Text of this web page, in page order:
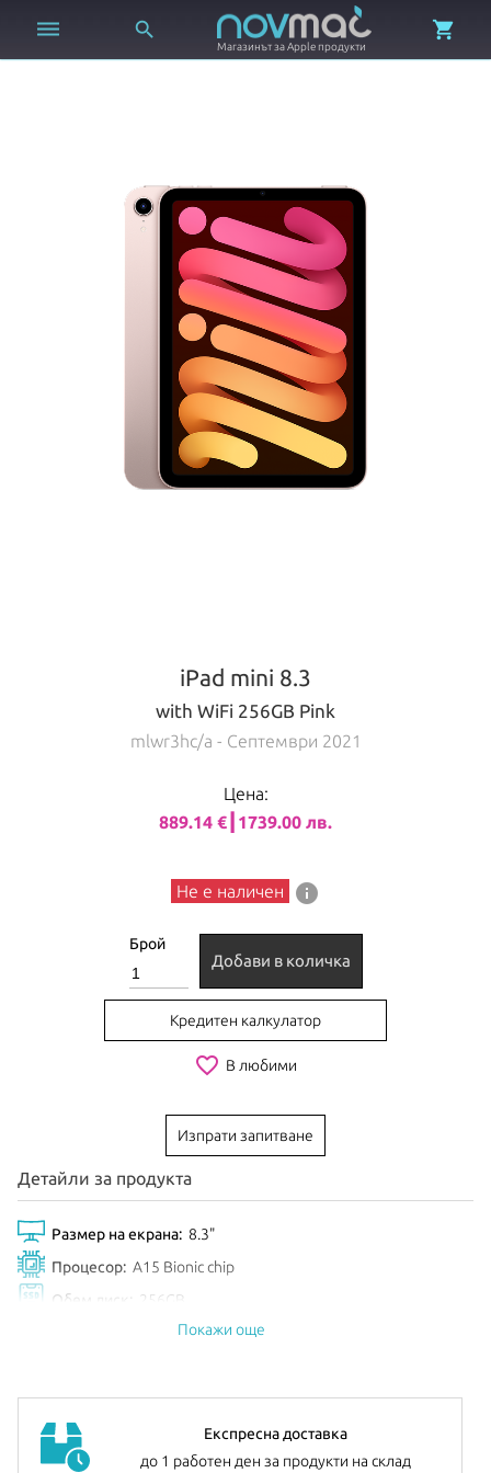
 
Магазинът за Apple продукти

iPad mini 8.3
with WiFi 256GB Pink
mlwr3hc/a - Септември 2021
Цена:
889.14 €┃1739.00 лв.
Не е наличен info
Брой
Добави в количка
Кредитен калкулатор
favorite_border В любими
Изпрати запитване
Детайли за продукта
Размер на екрана: 8.3"
Процесор: A15 Bionic chip
Обем диск:
256GB
Допълнителна информация: можете да намеритетук
iPad miniсе предлага в компактен размер с красив 8.3-инчов
Покажи още
Експресна доставка
до 1 работен ден за продукти на склад